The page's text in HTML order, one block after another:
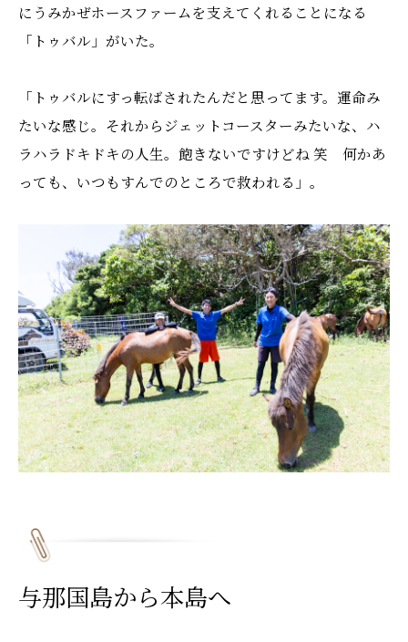
にうみかぜホースファームを支えてくれることになる
「トゥバル」がいた。
「トゥバルにすっ転ばされたんだと思ってます。運命み
たいな感じ。それからジェットコースターみたいな、ハ
ラハラドキドキの人生。飽きないですけどね 笑 何かあ
っても、いつもすんでのところで救われる」。
与那国島から本島へ